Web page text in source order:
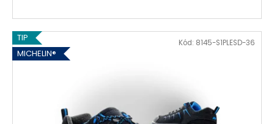
TIP
MICHELIN®
Kód: 8145-S1PLESD-36